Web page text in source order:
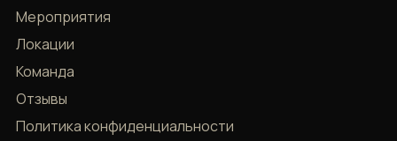
Мероприятия
Локации
Команда
Отзывы
Политика конфиденциальности